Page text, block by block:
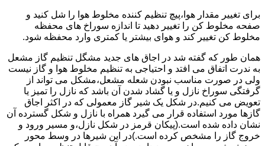
برای تغییر مقدار هوا،پیچ تنظیم کننده مخلوط هوا را شل کنید و
صفحه مخلوط کن را تغییر دهید تا اندازه سوراخ های محفظه
مخلوط کن تغییر کند و هوای بیشتر یا کمتری وارد محفظه شود.
همان طور که گفته شد در اجاق های جدید مشگل تنظیم گاز مشعل
به ندرت اتفاق می افتد و احتیاجی به تنظیم مخلوط هوا و گاز نیست
ولی در صورت مناسب نبودن شعله مشعل،مشکل می تواند از
گرفتگی سوراخ نازل و یا گشاد شدن آن باشد که نازل را تمیز یا
تعویض می کنیم.در شکل یک شیر گاز معمولی که در اکثر اجاق
گازها مورد استفاده قرار می گیرد همراه با نازل و شکل گسترده آن
نشان داده شده است.(پیکان قرمز در شکل نازل،و مسیر ورود و
خروج گاز را مشخص کرده است.)در این شیرها در وسط محور